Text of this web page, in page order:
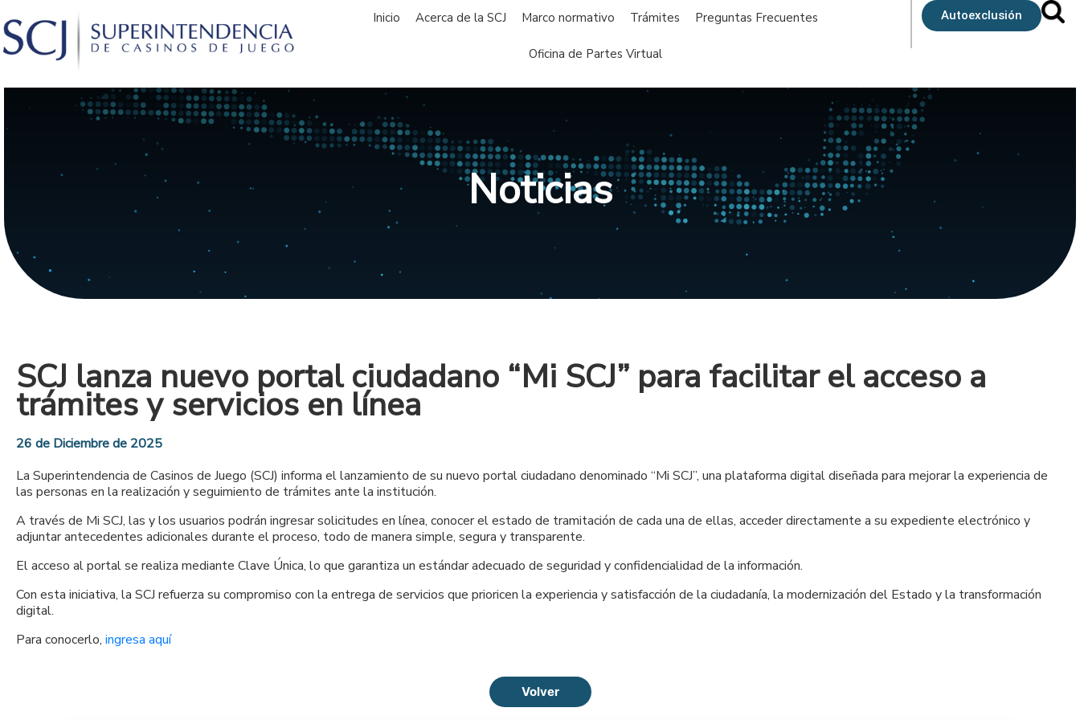
Inicio Acerca de la SCJ Marco normativo Trámites Preguntas Frecuentes
Oficina de Partes Virtual
Autoexclusión
Noticias
SCJ lanza nuevo portal ciudadano “Mi SCJ” para facilitar el acceso a
trámites y servicios en línea
26 de Diciembre de 2025
La Superintendencia de Casinos de Juego (SCJ) informa el lanzamiento de su nuevo portal ciudadano denominado “Mi SCJ”, una plataforma digital diseñada para mejorar la experiencia de
las personas en la realización y seguimiento de trámites ante la institución.
A través de Mi SCJ, las y los usuarios podrán ingresar solicitudes en línea, conocer el estado de tramitación de cada una de ellas, acceder directamente a su expediente electrónico y
adjuntar antecedentes adicionales durante el proceso, todo de manera simple, segura y transparente.
El acceso al portal se realiza mediante Clave Única, lo que garantiza un estándar adecuado de seguridad y confidencialidad de la información.
Con esta iniciativa, la SCJ refuerza su compromiso con la entrega de servicios que prioricen la experiencia y satisfacción de la ciudadanía, la modernización del Estado y la transformación
digital.
Para conocerlo, ingresa aquí
Volver